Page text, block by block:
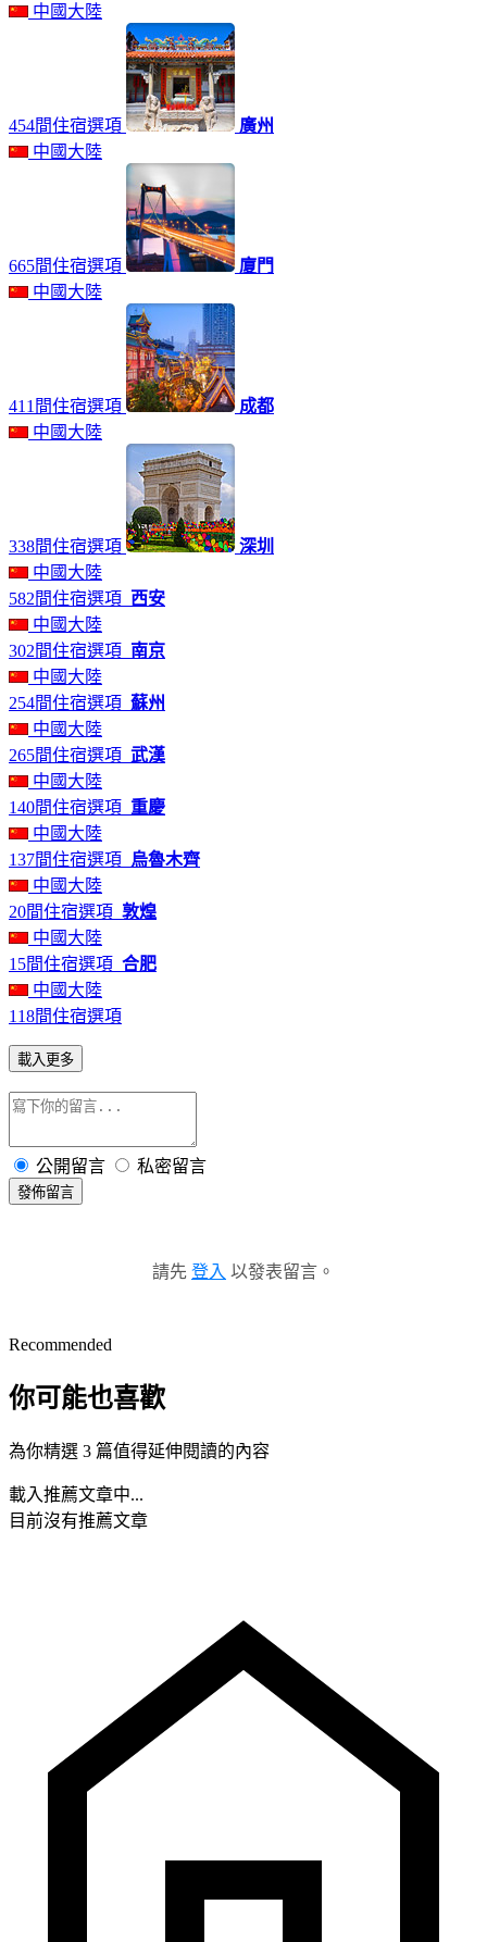
中國大陸
454間住宿選項
廣州
中國大陸
665間住宿選項
廈門
中國大陸
411間住宿選項
成都
中國大陸
338間住宿選項
深圳
中國大陸
582間住宿選項 西安
中國大陸
302間住宿選項 南京
中國大陸
254間住宿選項 蘇州
中國大陸
265間住宿選項 武漢
中國大陸
140間住宿選項 重慶
中國大陸
137間住宿選項
烏魯木齊
中國大陸
20間住宿選項 敦煌
中國大陸
15間住宿選項 合肥
中國大陸
118間住宿選項
載入更多
公開留言 私密留言
發佈留言
請先 登入 以發表留言。
Recommended
你可能也喜歡
為你精選 3 篇值得延伸閱讀的內容
載入推薦文章中...
目前沒有推薦文章